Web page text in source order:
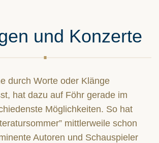
und Konzerte
durch Worte oder Klänge
hat dazu auf Föhr gerade im
Möglichkeiten. So hat
mittlerweile schon
Autoren und Schauspieler